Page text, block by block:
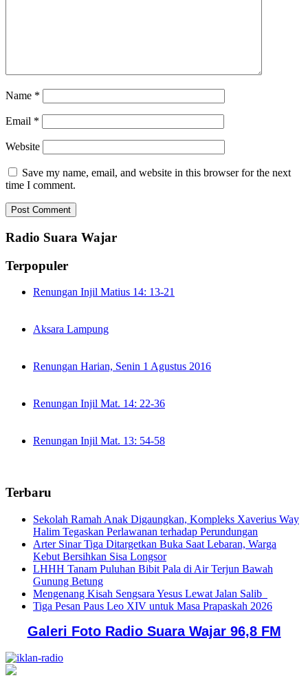
Name *
Email *
Website
Save my name, email, and website in this browser for the next
time I comment.
Radio Suara Wajar
Terpopuler
Renungan Injil Matius 14: 13-21
Aksara Lampung
Renungan Harian, Senin 1 Agustus 2016
Renungan Injil Mat. 14: 22-36
Renungan Injil Mat. 13: 54-58
Terbaru
Sekolah Ramah Anak Digaungkan, Kompleks Xaverius Way
Halim Tegaskan Perlawanan terhadap Perundungan
Arter Sinar Tiga Ditargetkan Buka Saat Lebaran, Warga
Kebut Bersihkan Sisa Longsor
LHHH Tanam Puluhan Bibit Pala di Air Terjun Bawah
Gunung Betung
Mengenang Kisah Sengsara Yesus Lewat Jalan Salib
Tiga Pesan Paus Leo XIV untuk Masa Prapaskah 2026
Galeri Foto Radio Suara Wajar 96,8 FM